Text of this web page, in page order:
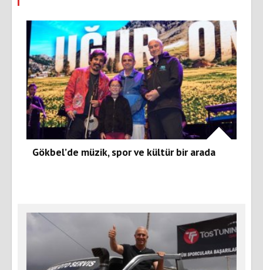
Gökbel’de müzik, spor ve kültür bir arada